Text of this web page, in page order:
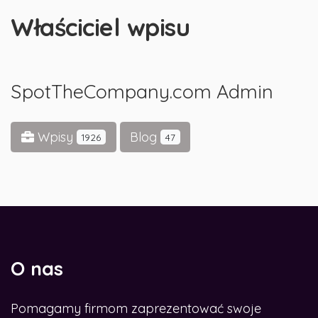
Właściciel wpisu
SpotTheCompany.com Admin
Wpisy 1926 Blog 47
O nas
Pomagamy firmom zaprezentować swoje